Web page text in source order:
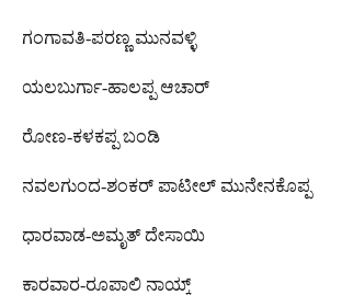
ಗಂಗಾವತಿ-ಪರಣ್ಣ ಮುನವಳ್ಳಿ
ಯಲಬುರ್ಗಾ-ಹಾಲಪ್ಪ ಆಚಾರ್
ರೋಣ-ಕಳಕಪ್ಪ ಬಂಡಿ
ನವಲಗುಂದ-ಶಂಕರ್ ಪಾಟೀಲ್ ಮುನೇನಕೊಪ್ಪ
ಧಾರವಾಡ-ಅಮೃತ್ ದೇಸಾಯಿ
ಕಾರವಾರ-ರೂಪಾಲಿ ನಾಯ್ಕ್